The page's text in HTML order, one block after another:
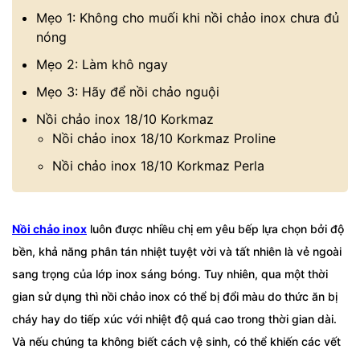
Mẹo 1: Không cho muối khi nồi chảo inox chưa đủ
nóng
Mẹo 2: Làm khô ngay
Mẹo 3: Hãy để nồi chảo nguội
Nồi chảo inox 18/10 Korkmaz
Nồi chảo inox 18/10 Korkmaz Proline
Nồi chảo inox 18/10 Korkmaz Perla
Nồi chảo inox luôn được nhiều chị em yêu bếp lựa chọn bởi độ
bền, khả năng phân tán nhiệt tuyệt vời và tất nhiên là vẻ ngoài
sang trọng của lớp inox sáng bóng. Tuy nhiên, qua một thời
gian sử dụng thì nồi chảo inox có thể bị đổi màu do thức ăn bị
cháy hay do tiếp xúc với nhiệt độ quá cao trong thời gian dài.
Và nếu chúng ta không biết cách vệ sinh, có thể khiến các vết